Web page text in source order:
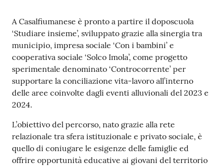
Contenuto
A Casalfiumanese è pronto a partire il doposcuola
‘Studiare insieme’, sviluppato grazie alla sinergia tra
municipio, impresa sociale ‘Con i bambini’ e
cooperativa sociale ‘Solco Imola’, come progetto
sperimentale denominato ‘Controcorrente’ per
supportare la conciliazione vita-lavoro all’interno
delle aree coinvolte dagli eventi alluvionali del 2023 e
2024.
L’obiettivo del percorso, nato grazie alla rete
relazionale tra sfera istituzionale e privato sociale, è
quello di coniugare le esigenze delle famiglie ed
offrire opportunità educative ai giovani del territorio